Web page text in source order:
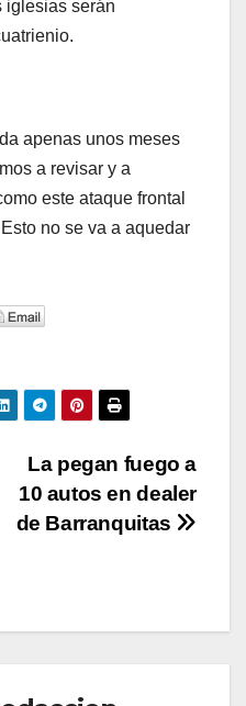
iglesias serán
apenas unos meses
a revisar y a
este ataque frontal
no se va a aquedar
La pegan fuego a
10 autos en dealer
de Barranquitas